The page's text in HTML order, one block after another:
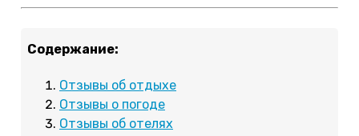
Содержание:
Отзывы об отдыхе
Отзывы о погоде
Отзывы об отелях